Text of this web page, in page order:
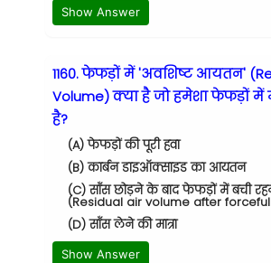
Show Answer
1160. फेफड़ों में 'अवशिष्ट आयतन'
Volume) क्या है जो हमेशा फेफड़ों में
है?
(A) फेफड़ों की पूरी हवा
(B) कार्बन डाइऑक्साइड का आयतन
(C) साँस छोड़ने के बाद फेफड़ों में बची
(Residual air volume after
(D) साँस लेने की मात्रा
Show Answer